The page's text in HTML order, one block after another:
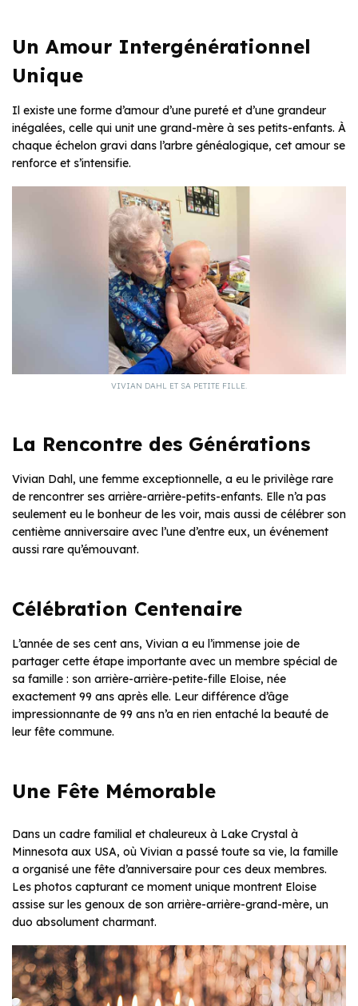
Un Amour Intergénérationnel
Unique
Il existe une forme d’amour d’une pureté et d’une grandeur
inégalées, celle qui unit une grand-mère à ses petits-enfants. À
chaque échelon gravi dans l’arbre généalogique, cet amour se
renforce et s’intensifie.
VIVIAN DAHL ET SA PETITE FILLE.
La Rencontre des Générations
Vivian Dahl, une femme exceptionnelle, a eu le privilège rare
de rencontrer ses arrière-arrière-petits-enfants. Elle n’a pas
seulement eu le bonheur de les voir, mais aussi de célébrer son
centième anniversaire avec l’une d’entre eux, un événement
aussi rare qu’émouvant.
Célébration Centenaire
L’année de ses cent ans, Vivian a eu l’immense joie de
partager cette étape importante avec un membre spécial de
sa famille : son arrière-arrière-petite-fille Eloise, née
exactement 99 ans après elle. Leur différence d’âge
impressionnante de 99 ans n’a en rien entaché la beauté de
leur fête commune.
Une Fête Mémorable
Dans un cadre familial et chaleureux à Lake Crystal à
Minnesota aux USA, où Vivian a passé toute sa vie, la famille
a organisé une fête d’anniversaire pour ces deux membres.
Les photos capturant ce moment unique montrent Eloise
assise sur les genoux de son arrière-arrière-grand-mère, un
duo absolument charmant.